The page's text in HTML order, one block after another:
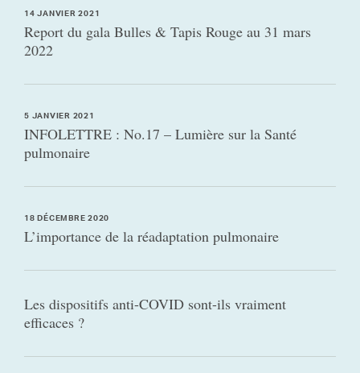
14 JANVIER 2021
Report du gala Bulles & Tapis Rouge au 31 mars
2022
5 JANVIER 2021
INFOLETTRE : No.17 – Lumière sur la Santé
pulmonaire
18 DÉCEMBRE 2020
L’importance de la réadaptation pulmonaire
Les dispositifs anti-COVID sont-ils vraiment
efficaces ?